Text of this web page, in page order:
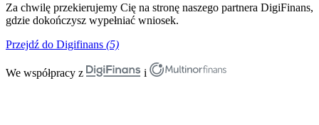
Za chwilę przekierujemy Cię na stronę naszego partnera DigiFinans,
gdzie dokończysz wypełniać wniosek.
Przejdź do Digifinans (5)
We współpracy z i